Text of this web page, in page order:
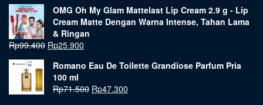
OMG Oh My Glam Mattelast Lip Cream 2.9 g - Lip
Cream Matte Dengan Warna Intense, Tahan Lama
& Ringan
Rp99.400 Rp25.900
Romano Eau De Toilette Grandiose Parfum Pria
100 ml
Rp71.500 Rp47.300